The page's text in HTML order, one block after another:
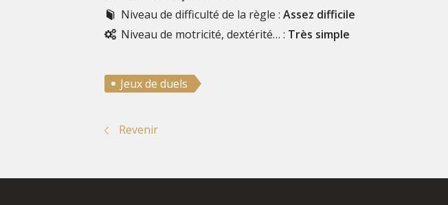
Niveau de difficulté de la règle : Assez difficile
Niveau de motricité, dextérité… : Très simple
Jeux de duels
Revenir